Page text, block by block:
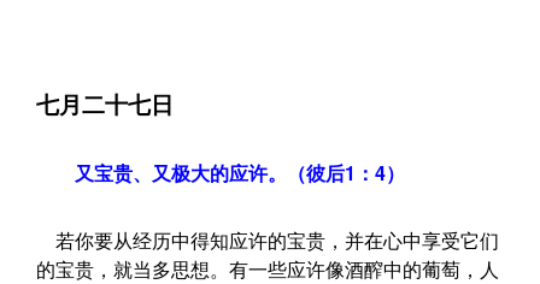
七月二十七日
又宝贵、又极大的应许。（彼后1：4）
若你要从经历中得知应许的宝贵，并在心中享受它们
的宝贵，就当多思想。有一些应许像酒醡中的葡萄，人